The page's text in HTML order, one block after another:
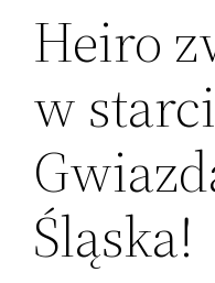
Heiro
w
Śląska!